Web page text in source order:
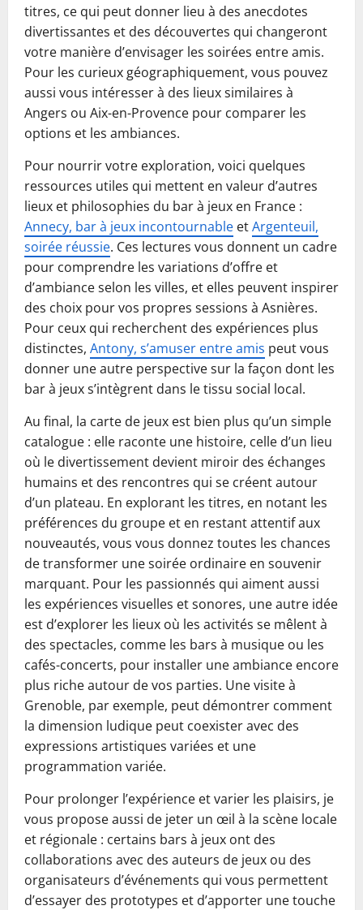
titres, ce qui peut donner lieu à des anecdotes
divertissantes et des découvertes qui changeront
votre manière d’envisager les soirées entre amis.
Pour les curieux géographiquement, vous pouvez
aussi vous intéresser à des lieux similaires à
Angers ou Aix-en-Provence pour comparer les
options et les ambiances.
Pour nourrir votre exploration, voici quelques
ressources utiles qui mettent en valeur d’autres
lieux et philosophies du bar à jeux en France :
Annecy, bar à jeux incontournable etArgenteuil,
soirée réussie. Ces lectures vous donnent un cadre
pour comprendre les variations d’offre et
d’ambiance selon les villes, et elles peuvent inspirer
des choix pour vos propres sessions à Asnières.
Pour ceux qui recherchent des expériences plus
distinctes, Antony, s’amuser entre amis peut vous
donner une autre perspective sur la façon dont les
bar à jeux s’intègrent dans le tissu social local.
Au final, la carte de jeux est bien plus qu’un simple
catalogue : elle raconte une histoire, celle d’un lieu
où le divertissement devient miroir des échanges
humains et des rencontres qui se créent autour
d’un plateau. En explorant les titres, en notant les
préférences du groupe et en restant attentif aux
nouveautés, vous vous donnez toutes les chances
de transformer une soirée ordinaire en souvenir
marquant. Pour les passionnés qui aiment aussi
les expériences visuelles et sonores, une autre idée
est d’explorer les lieux où les activités se mêlent à
des spectacles, comme les bars à musique ou les
cafés-concerts, pour installer une ambiance encore
plus riche autour de vos parties. Une visite à
Grenoble, par exemple, peut démontrer comment
la dimension ludique peut coexister avec des
expressions artistiques variées et une
programmation variée.
Pour prolonger l’expérience et varier les plaisirs, je
vous propose aussi de jeter un œil à la scène locale
et régionale : certains bars à jeux ont des
collaborations avec des auteurs de jeux ou des
organisateurs d’événements qui vous permettent
d’essayer des prototypes et d’apporter une touche